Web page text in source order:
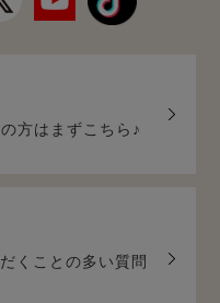
方はまずこちら♪
く ことの多い質問